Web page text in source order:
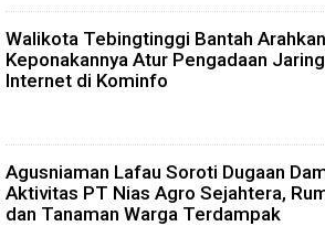
Walikota Tebingtinggi Bantah Arahkan
Keponakannya Atur Pengadaan
Internet di Kominfo
Agusniaman Lafau Soroti Dugaan
Aktivitas PT Nias Agro Sejahtera,
dan Tanaman Warga Terdampak